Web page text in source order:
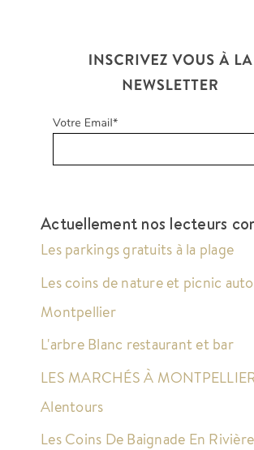
Actuellement nos lecteurs
Les parkings gratuits à la plage
Les coins de nature et picnic
Montpellier
L'arbre Blanc restaurant et bar
LES MARCHÉS À
Alentours
Les Coins De Baignade En